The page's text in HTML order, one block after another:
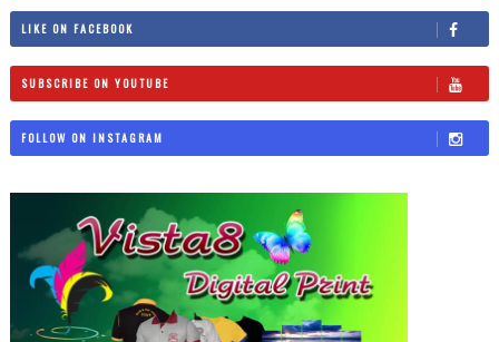
LIKE ON FACEBOOK
SUBSCRIBE ON YOUTUBE
FOLLOW ON INSTAGRAM